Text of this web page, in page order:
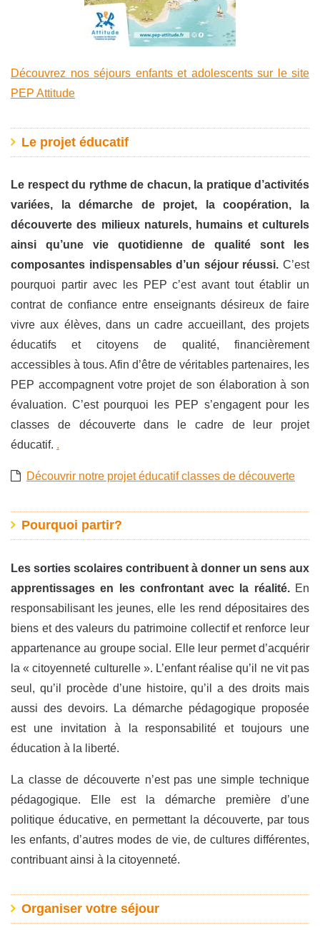
Découvrez nos séjours enfants et adolescents sur le site
PEP Attitude
Le projet éducatif
Le respect du rythme de chacun, la pratique d’activités
variées, la démarche de projet, la coopération, la
découverte des milieux naturels, humains et culturels
ainsi qu’une vie quotidienne de qualité sont les
composantes indispensables d’un séjour réussi. C’est
pourquoi partir avec les PEP c’est avant tout établir un
contrat de confiance entre enseignants désireux de faire
vivre aux élèves, dans un cadre accueillant, des projets
éducatifs et citoyens de qualité, financièrement
accessibles à tous. Afin d’être de véritables partenaires, les
PEP accompagnent votre projet de son élaboration à son
évaluation. C’est pourquoi les PEP s’engagent pour les
classes de découverte dans le cadre de leur projet
éducatif. .
Découvrir notre projet éducatif classes de découverte
Pourquoi partir?
Les sorties scolaires contribuent à donner un sens aux
apprentissages en les confrontant avec la réalité.En
responsabilisant les jeunes, elle les rend dépositaires des
biens et des valeurs du patrimoine collectif et renforce leur
appartenance au groupe social. Elle leur permet d’acquérir
la « citoyenneté culturelle ». L’enfant réalise qu’il ne vit pas
seul, qu’il procède d’une histoire, qu’il a des droits mais
aussi des devoirs. La démarche pédagogique proposée
est une invitation à la responsabilité et toujours une
éducation à la liberté.
La classe de découverte n’est pas une simple technique
pédagogique. Elle est la démarche première d’une
politique éducative, en permettant la découverte, par tous
les enfants, d’autres modes de vie, de cultures différentes,
contribuant ainsi à la citoyenneté.
Organiser votre séjour